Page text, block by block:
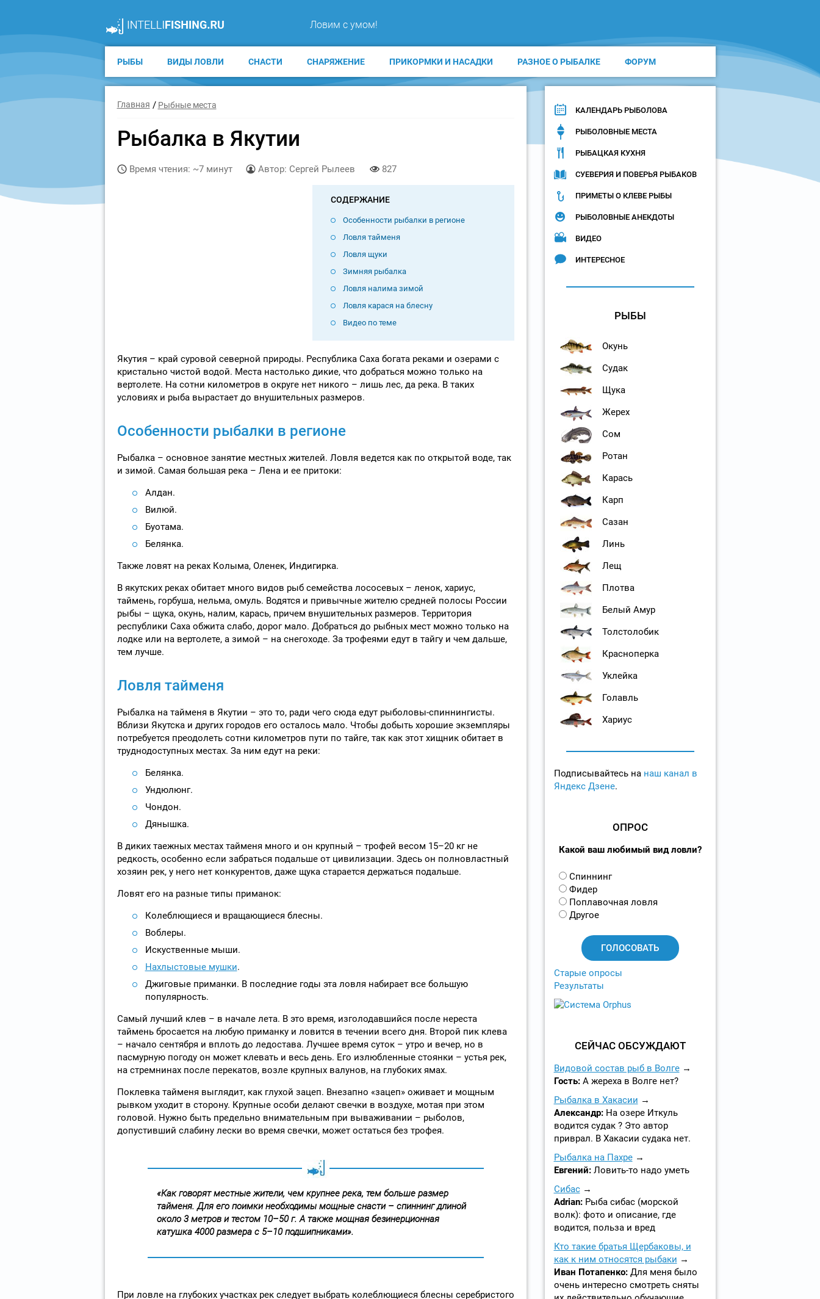
Ловим с умом!
РЫБЫ ВИДЫ ЛОВЛИ СНАСТИ СНАРЯЖЕНИЕ ПРИКОРМКИ И НАСАДКИ РАЗНОЕ О РЫБАЛКЕ ФОРУМ
Главная Рыбные места
Рыбалка в Якутии
Время чтения: ~7 минут Автор: Сергей Рылеев 827
СОДЕРЖАНИЕ
Особенности рыбалки в регионе
Ловля тайменя
Ловля щуки
Зимняя рыбалка
Ловля налима зимой
Ловля карася на блесну
Видео по теме
Якутия – край суровой северной природы. Республика Саха богата реками и озерами с
кристально чистой водой. Места настолько дикие, что добраться можно только на
вертолете. На сотни километров в округе нет никого – лишь лес, да река. В таких
условиях и рыба вырастает до внушительных размеров.
Особенности рыбалки в регионе
Рыбалка – основное занятие местных жителей. Ловля ведется как по открытой воде, так
и зимой. Самая большая река – Лена и ее притоки:
Алдан.
Вилюй.
Буотама.
Белянка.
Также ловят на реках Колыма, Оленек, Индигирка.
В якутских реках обитает много видов рыб семейства лососевых – ленок, хариус,
таймень, горбуша, нельма, омуль. Водятся и привычные жителю средней полосы России
рыбы – щука, окунь, налим, карась, причем внушительных размеров. Территория
республики Саха обжита слабо, дорог мало. Добраться до рыбных мест можно только на
лодке или на вертолете, а зимой – на снегоходе. За трофеями едут в тайгу и чем дальше,
тем лучше.
Ловля тайменя
Рыбалка на тайменя в Якутии – это то, ради чего сюда едут рыболовы-спиннингисты.
Вблизи Якутска и других городов его осталось мало. Чтобы добыть хорошие экземпляры
потребуется преодолеть сотни километров пути по тайге, так как этот хищник обитает в
труднодоступных местах. За ним едут на реки:
Белянка.
Ундюлюнг.
Чондон.
Дянышка.
В диких таежных местах тайменя много и он крупный – трофей весом 15–20 кг не
редкость, особенно если забраться подальше от цивилизации. Здесь он полновластный
хозяин рек, у него нет конкурентов, даже щука старается держаться подальше.
Ловят его на разные типы приманок:
Колеблющиеся и вращающиеся блесны.
Воблеры.
Искуственные мыши.
Нахлыстовые мушки.
Джиговые приманки. В последние годы эта ловля набирает все большую
популярность.
Самый лучший клев – в начале лета. В это время, изголодавшийся после нереста
таймень бросается на любую приманку и ловится в течении всего дня. Второй пик клева
– начало сентября и вплоть до ледостава. Лучшее время суток – утро и вечер, но в
пасмурную погоду он может клевать и весь день. Его излюбленные стоянки – устья рек,
на стремнинах после перекатов, возле крупных валунов, на глубоких ямах.
Поклевка тайменя выглядит, как глухой зацеп. Внезапно «зацеп» оживает и мощным
рывком уходит в сторону. Крупные особи делают свечки в воздухе, мотая при этом
головой. Нужно быть предельно внимательным при вываживании – рыболов,
допустивший слабину лески во время свечки, может остаться без трофея.
«Как говорят местные жители, чем крупнее река, тем больше размер
тайменя. Для его поимки необходимы мощные снасти – спиннинг длиной
около 3 метров и тестом 10–50 г. А также мощная безинерционная
катушка 4000 размера с 5–10 подшипниками».
При ловле на глубоких участках рек следует выбрать колеблющиеся блесны серебристого
КАЛЕНДАРЬ РЫБОЛОВА
РЫБОЛОВНЫЕ МЕСТА
РЫБАЦКАЯ КУХНЯ
СУЕВЕРИЯ И ПОВЕРЬЯ РЫБАКОВ
ПРИМЕТЫ О КЛЕВЕ РЫБЫ
РЫБОЛОВНЫЕ АНЕКДОТЫ
ВИДЕО
ИНТЕРЕСНОЕ
РЫБЫ
Окунь
Судак
Щука
Жерех
Сом
Ротан
Карась
Карп
Сазан
Линь
Лещ
Плотва
Белый Амур
Толстолобик
Красноперка
Уклейка
Голавль
Хариус
Подписывайтесь на наш канал в
Яндекс Дзене.
ОПРОС
Какой ваш любимый вид ловли?
В
а
р
и
Спиннинг
Фидер
Поплавочная ловля
Другое
Старые опросы
Результаты
СЕЙЧАС ОБСУЖДАЮТ
Видовой состав рыб в Волге
Гость: А жереха в Волге нет?
Рыбалка в Хакасии
Александр: На озере Иткуль
водится судак ? Это автор
приврал. В Хакасии судака нет.
Рыбалка на Пахре
Евгений: Ловить-то надо уметь
Сибас
Adrian: Рыба сибас (морской
волк): фото и описание, где
водится, польза и вред
Кто такие братья Щербаковы, и
как к ним относятся рыбаки
Иван Потапенко: Для меня было
очень интересно смотреть сняты